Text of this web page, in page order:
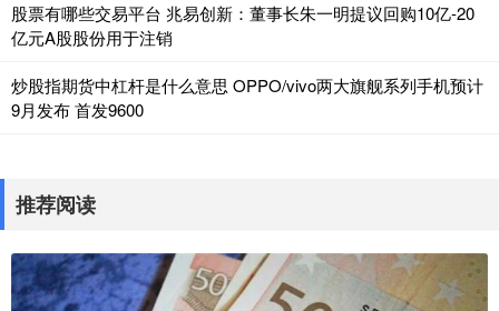
股票有哪些交易平台 兆易创新：董事长朱一明提议回购10亿-20
亿元A股股份用于注销
炒股指期货中杠杆是什么意思 OPPO/vivo两大旗舰系列手机预计
9月发布 首发9600
推荐阅读